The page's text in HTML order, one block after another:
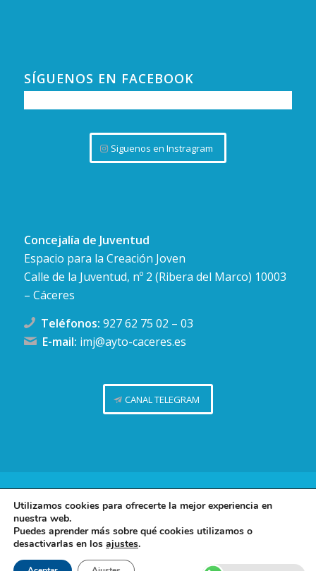
SÍGUENOS EN FACEBOOK
Siguenos en Instragram
Concejalía de Juventud
Espacio para la Creación Joven
Calle de la Juventud, nº 2 (Ribera del Marco) 10003
– Cáceres
Teléfonos: 927 62 75 02 – 03
E-mail: imj@ayto-caceres.es
CANAL TELEGRAM
Concejalía de Juventud (Ayuntamiento de Cáceres)
Facebook
TwitterTelegram
Política de privacidad
Política de cookies
Contacto
Utilizamos cookies para ofrecerte la mejor experiencia en
nuestra web.
Puedes aprender más sobre qué cookies utilizamos o
desactivarlas en los ajustes.